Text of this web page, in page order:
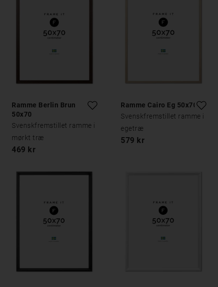
Ramme Berlin Brun
50x70
Svenskfremstillet ramme i
mørkt træ
469 kr
Ramme Cairo Eg 50x70
Svenskfremstillet ramme i
egetræ
579 kr